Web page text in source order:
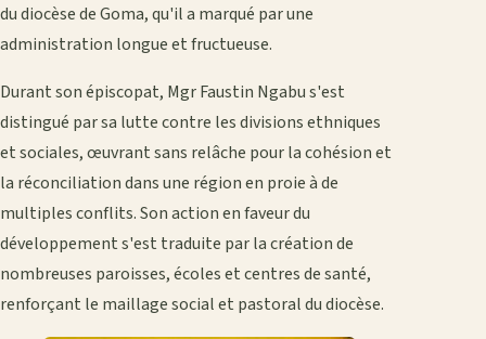
du diocèse de Goma, qu'il a marqué par une
administration longue et fructueuse.
Durant son épiscopat, Mgr Faustin Ngabu s'est
distingué par sa lutte contre les divisions ethniques
et sociales, œuvrant sans relâche pour la cohésion et
la réconciliation dans une région en proie à de
multiples conflits. Son action en faveur du
développement s'est traduite par la création de
nombreuses paroisses, écoles et centres de santé,
renforçant le maillage social et pastoral du diocèse.